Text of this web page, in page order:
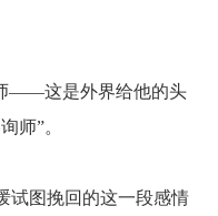
——这是外界给他的头
师”。
试图挽回的这一段感情